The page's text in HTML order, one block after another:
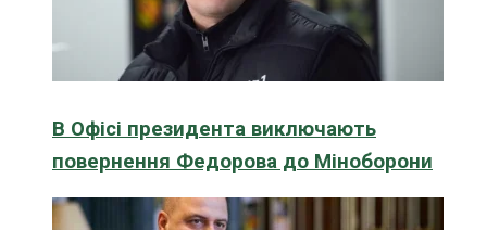
В Офісі президента виключають
повернення Федорова до Міноборони